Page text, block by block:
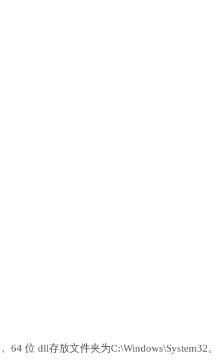
位 dll存放文件夹为C:\Windows\System32。